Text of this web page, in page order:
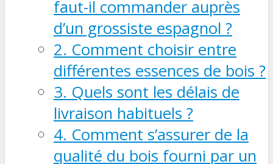
faut-il commander auprès
d’un grossiste espagnol ?
2. Comment choisir entre
différentes essences de bois ?
3. Quels sont les délais de
livraison habituels ?
4. Comment s’assurer de la
qualité du bois fourni par un